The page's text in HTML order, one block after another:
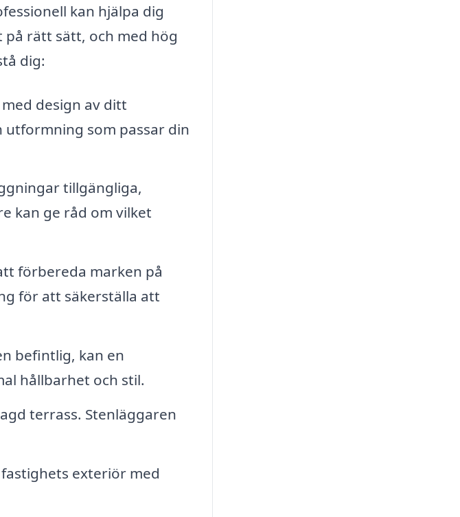
kan hjälpa dig
rätt sätt, och med hög
dig:
design av ditt
som passar din
tillgängliga,
kan ge råd om vilket
förbereda marken på
för att säkerställa att
befintlig, kan en
hållbarhet och stil.
terrass. Stenläggaren
exteriör med